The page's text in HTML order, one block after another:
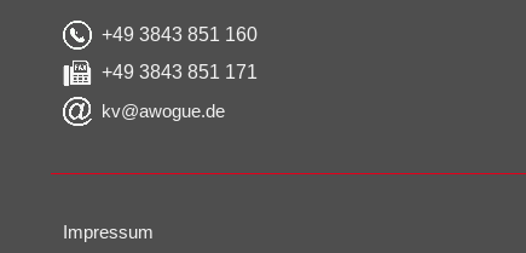
+49 3843 851 160
+49 3843 851 171
kv@awogue.de
Impressum